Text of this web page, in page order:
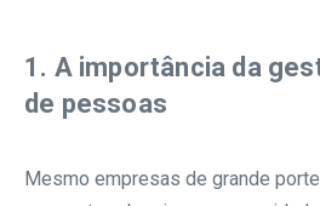
1. A importância da
de pessoas
Mesmo empresas de grande